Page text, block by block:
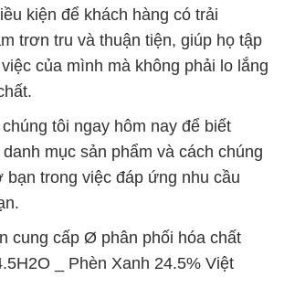
kiện để khách hàng có trải
trơn tru và thuận tiện, giúp họ tập
của mình mà không phải lo lắng
tôi ngay hôm nay để biết
mục sản phẩm và cách chúng
bạn trong việc đáp ứng nhu cầu
cung cấp Ø phân phối hóa chất
_ Phèn Xanh 24.5% Việt